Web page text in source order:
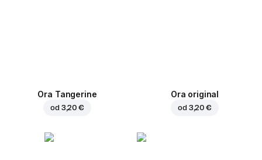
Ora Tangerine
od 3,20 €
Ora original
od 3,20 €